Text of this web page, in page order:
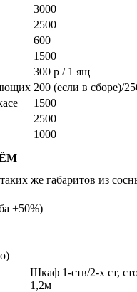
3000
2500
600
1500
300 р / 1 ящ
200 (если в сборе)/
1500
2500
1000
же габаритов из
+50%)
Шкаф 1-ств/2-х ст,
1,2м